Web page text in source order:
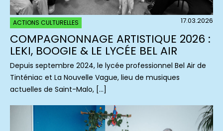
ACTIONS CULTURELLES 17.03.2026
COMPAGNONNAGE ARTISTIQUE 2026 :
LEKI, BOOGIE & LE LYCÉE BEL AIR
Depuis septembre 2024, le lycée professionnel Bel Air de
Tinténiac et La Nouvelle Vague, lieu de musiques
actuelles de Saint-Malo, […]